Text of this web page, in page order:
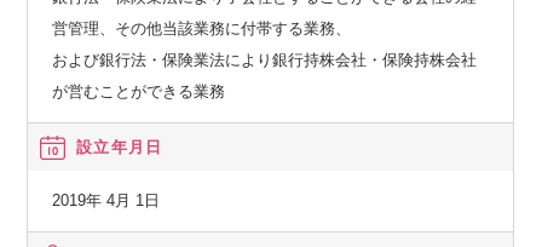
営管理、その他当該業務に付帯する業務、
および銀行法・保険業法により銀行持株会社・保険持株会社
が営むことができる業務
設立年月日
2019年 4月 1日